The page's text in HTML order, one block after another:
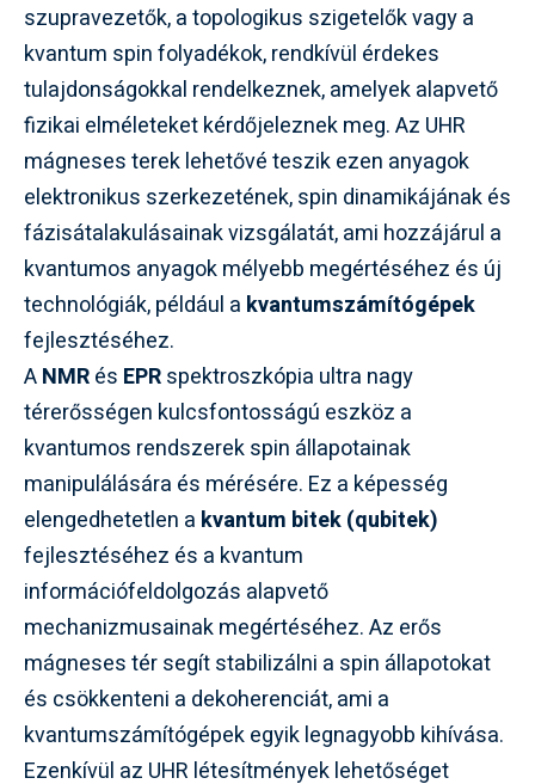
szupravezetők, a topologikus szigetelők vagy a
kvantum spin folyadékok, rendkívül érdekes
tulajdonságokkal rendelkeznek, amelyek alapvető
fizikai elméleteket kérdőjeleznek meg. Az UHR
mágneses terek lehetővé teszik ezen anyagok
elektronikus szerkezetének, spin dinamikájának és
fázisátalakulásainak vizsgálatát, ami hozzájárul a
kvantumos anyagok mélyebb megértéséhez és új
technológiák, például a kvantumszámítógépek
fejlesztéséhez.
ANMRés EPRspektroszkópia ultra nagy
térerősségen kulcsfontosságú eszköz a
kvantumos rendszerek spin állapotainak
manipulálására és mérésére. Ez a képesség
elengedhetetlen a kvantum bitek (qubitek)
fejlesztéséhez és a kvantum
információfeldolgozás alapvető
mechanizmusainak megértéséhez. Az erős
mágneses tér segít stabilizálni a spin állapotokat
és csökkenteni a dekoherenciát, ami a
kvantumszámítógépek egyik legnagyobb kihívása.
Ezenkívül az UHR létesítmények lehetőséget